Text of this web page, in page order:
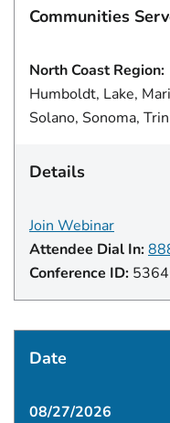
Communities
North Coast Region:
Humboldt, Lake,
Solano, Sonoma,
Details
Join Webinar
Attendee Dial In:
Conference ID:
Date
08/27/2026